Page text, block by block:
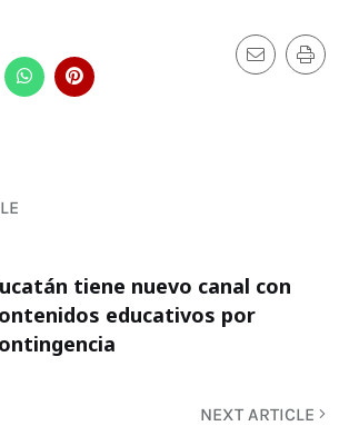
tiene nuevo canal con
educativos por
NEXT ARTICLE